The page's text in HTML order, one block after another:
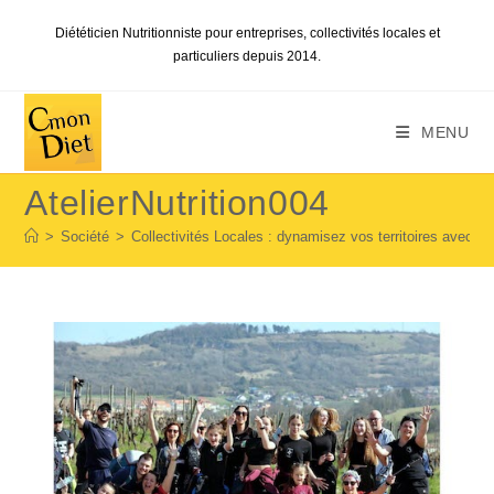
Diététicien Nutritionniste pour entreprises, collectivités locales et
particuliers depuis 2014.
MENU
AtelierNutrition004
> Société > Collectivités Locales : dynamisez vos territoires avec